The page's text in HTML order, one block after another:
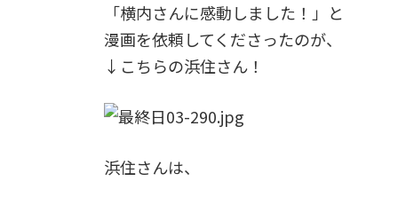
「横内さんに感動しました！」と
漫画を依頼してくださったのが、
↓こちらの浜住さん！
浜住さんは、